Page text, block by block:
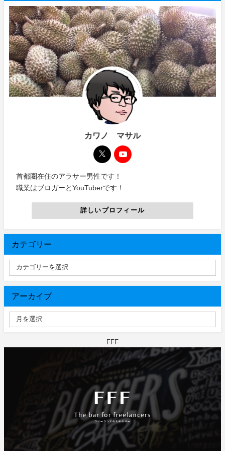
カワノ マサル
首都圏在住のアラサー男性です！
職業はブロガーとYouTuberです！
詳しいプロフィール
カテゴリー
アーカイブ
FFF